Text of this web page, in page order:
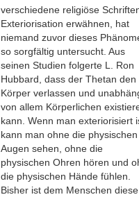
verschiedene religiöse
Exteriorisation erwähnen, hat
niemand zuvor dieses
so sorgfältig untersucht. Aus
seinen Studien folgerte L. Ron
Hubbard, dass der Thetan den
Körper verlassen und
von allem Körperlichen
kann. Wenn man exteriorisiert
kann man ohne die physischen
Augen sehen, ohne die
physischen Ohren hören und
die physischen Hände fühlen.
Bisher ist dem Menschen diese